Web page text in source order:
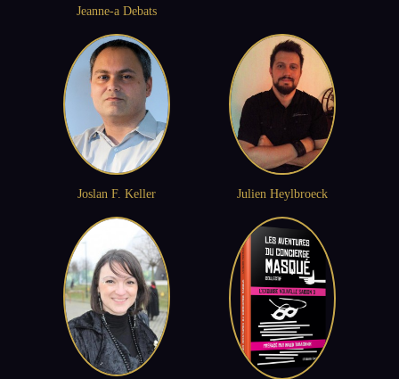
Jeanne-a Debats
Joslan F. Keller Julien Heylbroeck